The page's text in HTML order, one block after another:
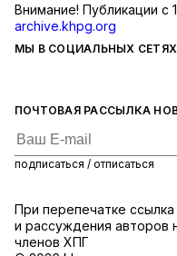
ПОЧТОВАЯ РАССЫЛКА
подписаться / отписаться
МЫ В СОЦИАЛЬНЫХ СЕТЯХ
Внимание! Публикации с
archive.khpg.org
При перепечатке
и рассуждения авторов
членов ХПГ